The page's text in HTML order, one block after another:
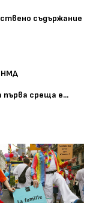
съдържание
НМД
среща е...